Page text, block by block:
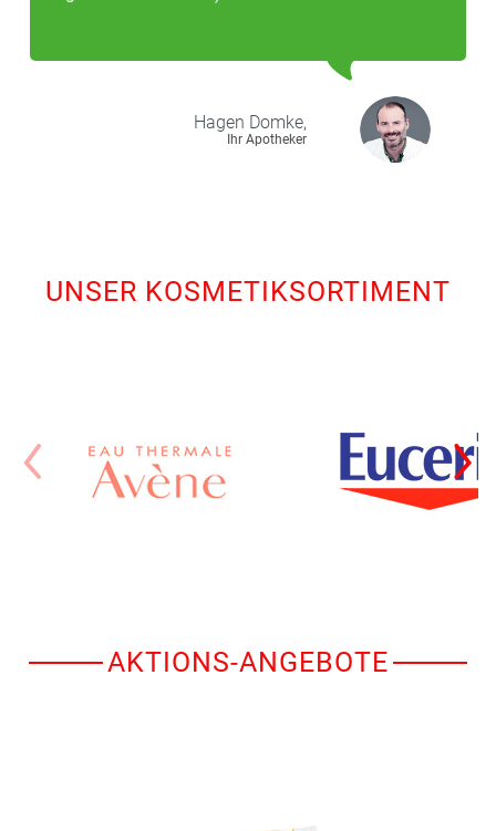
Hagen Domke,
Ihr Apotheker
UNSER KOSMETIKSORTIMENT
AKTIONS-ANGEBOTE